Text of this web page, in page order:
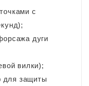
с
дуги
вилки);
для защиты